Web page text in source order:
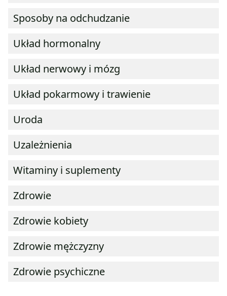
Sposoby na odchudzanie
Układ hormonalny
Układ nerwowy i mózg
Układ pokarmowy i trawienie
Uroda
Uzależnienia
Witaminy i suplementy
Zdrowie
Zdrowie kobiety
Zdrowie mężczyzny
Zdrowie psychiczne